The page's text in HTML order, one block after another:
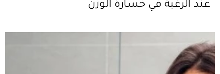
عند الرغبة في خسارة الوزن